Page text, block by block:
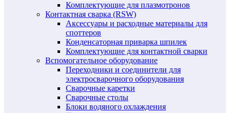
Комплектующие для плазмотронов
Контактная сварка (RSW)
Аксессуары и расходные материалы для
споттеров
Конденсаторная приварка шпилек
Комплектующие для контактной сварки
Вспомогательное оборудование
Переходники и соединители для
электросварочного оборудования
Сварочные каретки
Сварочные столы
Блоки водяного охлаждения